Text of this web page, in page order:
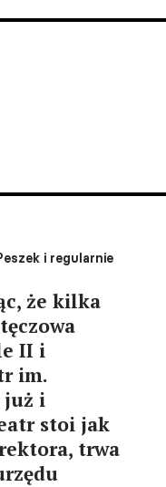
i regularnie
że kilka
II i
im.
już i
stoi jak
trwa